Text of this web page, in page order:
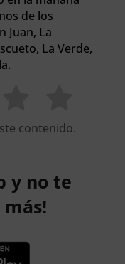
de los
Juan, La
La Verde,
contenido.
y no te